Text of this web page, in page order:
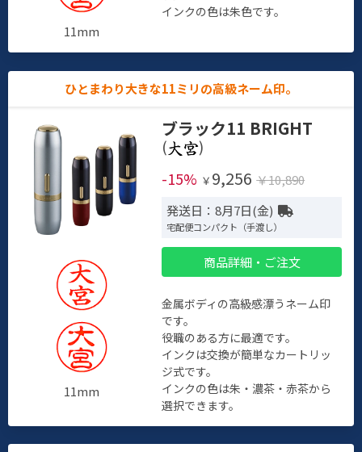
11mm
インクの色は朱色です。
ひとまわり大きな11ミリの高級ネーム印。
11mm
ブラック11 BRIGHT
(
)
-15% ￥ 9,256 ￥10,890
発送日：8月7日(金)
宅配便コンパクト（手渡し）
商品詳細・ご注文
金属ボディの高級感漂うネーム印
です。
役職のある方に最適です。
インクは交換が簡単なカートリッ
ジ式です。
インクの色は朱・濃茶・赤茶から
選択できます。